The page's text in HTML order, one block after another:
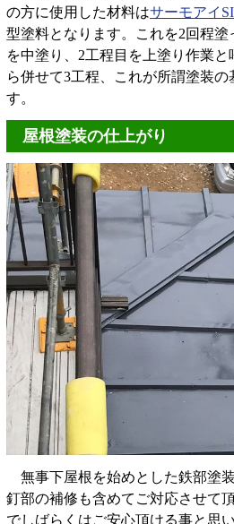
の方に使用した材料はサーモアイSI
型塗料となります。これを2回程塗
を中塗り、2工程目を上塗り作業
ら併せて3工程、これが所謂塗装の
す。
屋根塗装の仕上がり
無事下屋根を始めとした鉄部塗
釘部の補修も含めてご対応させて
でしばらくはご安心頂ける事と思